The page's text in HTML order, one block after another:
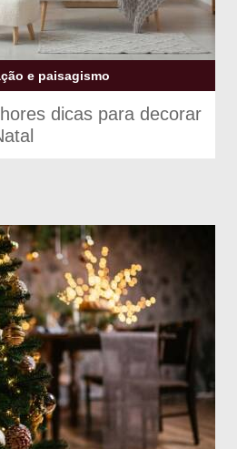
e paisagismo
dicas para decorar